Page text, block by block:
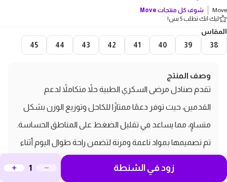
Move شوف كل منتجات Move
ليك انك تطلب 5 بس!
المقاس
38
39
40
41
42
43
44
45
وصف المنتج
تقدم صنادل مرضى السكري الطبية حلاً متكاملاً لدعم
القدمين، حيث توفر دعمًا ممتازًا للكاحل وتوزيع الوزن بشكل
متساوٍ، مما يساعد في تقليل الضغط على المناطق الحساسة.
تم تصميمها بمواد ناعمة ومرنة لتضمن راحة طوال اليوم أثناء
المشي، مما يقلل من الألم الناتج عن القرح والمشكلات
الشائعة لأقدام مرضى السكري. تتميز أيضًا بفتحاته التهوية التي
زود في الشنطة